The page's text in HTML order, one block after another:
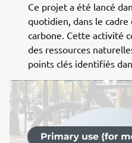
Ce projet a été lancé
quotidien, dans le
carbone. Cette activité
des ressources
points clés identifiés